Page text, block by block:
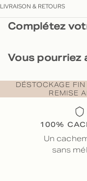
LIVRAISON & RETOURS
Complétez
Vous pourriez
DÉSTOCKAGE
REMISE
100%
Un
sans